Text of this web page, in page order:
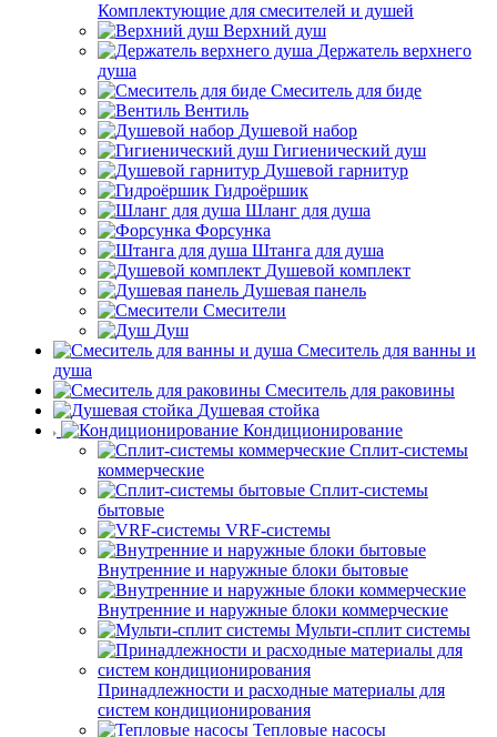
Комплектующие для смесителей и душей
Верхний душ
Держатель верхнего
душа
Смеситель для биде
Вентиль
Душевой набор
Гигиенический душ
Душевой гарнитур
Гидроёршик
Шланг для душа
Форсунка
Штанга для душа
Душевой комплект
Душевая панель
Смесители
Душ
Смеситель для ванны и
душа
Смеситель для раковины
Душевая стойка
Кондиционирование
Сплит-системы
коммерческие
Сплит-системы
бытовые
VRF-системы
Внутренние и наружные блоки бытовые
Внутренние и наружные блоки коммерческие
Мульти-сплит системы
Принадлежности и расходные материалы для
систем кондиционирования
Тепловые насосы